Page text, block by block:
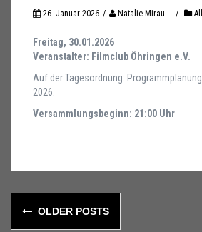
26. Januar 2026 Natalie Mirau
Freitag, 30.01.2026
Veranstalter: Filmclub Öhringen e.V.
Auf der Tagesordnung:
2026.
Versammlungsbeginn: 21:00 Uhr
Posts
OLDER POSTS